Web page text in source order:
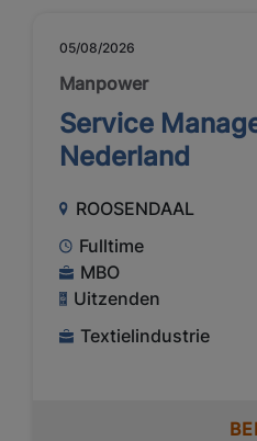
05/08/2026
Manpower
Service
Nederland
ROOSENDAAL
Fulltime
MBO
Uitzenden
Textielindustrie